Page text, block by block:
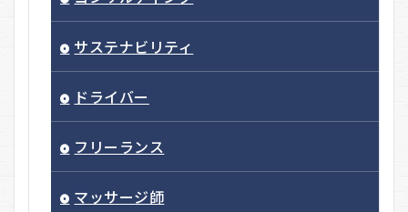
サステナビリティ
ドライバー
フリーランス
マッサージ師